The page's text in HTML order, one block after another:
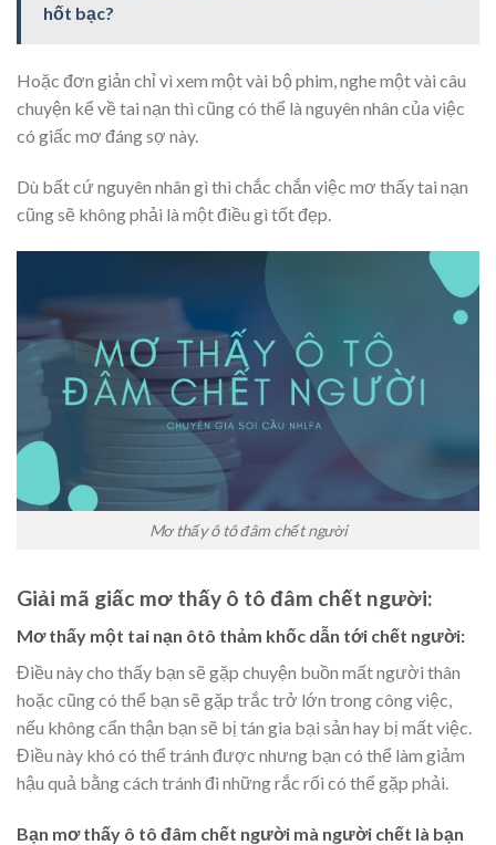
hốt bạc?
Hoặc đơn giản chỉ vì xem một vài bộ phim, nghe một vài câu
chuyện kể về tai nạn thì cũng có thể là nguyên nhân của việc
có giấc mơ đáng sợ này.
Dù bất cứ nguyên nhân gì thì chắc chắn việc mơ thấy tai nạn
cũng sẽ không phải là một điều gì tốt đẹp.
Mơ thấy ô tô đâm chết người
Giải mã giấc mơ thấy ô tô đâm chết người:
Mơ thấy một tai nạn ôtô thảm khốc dẫn tới chết người:
Điều này cho thấy bạn sẽ gặp chuyện buồn mất người thân
hoặc cũng có thể bạn sẽ gặp trắc trở lớn trong công việc,
nếu không cẩn thận bạn sẽ bị tán gia bại sản hay bị mất việc.
Điều này khó có thể tránh được nhưng bạn có thể làm giảm
hậu quả bằng cách tránh đi những rắc rối có thể gặp phải.
Bạn mơ thấy ô tô đâm chết người mà người chết là bạn